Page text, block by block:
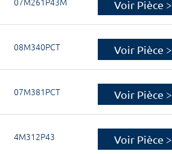
Voir Pièce >
08M340PCT Voir Pièce >
07M381PCT Voir Pièce >
4M312P43 Voir Pièce >